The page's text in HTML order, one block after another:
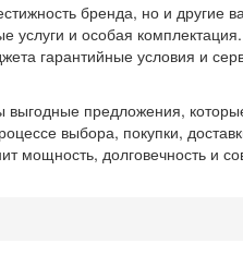
бренда, но и другие
услуги и особая
гарантийные условия и
выгодные предложения,
выбора, покупки,
мощность, долговечность и